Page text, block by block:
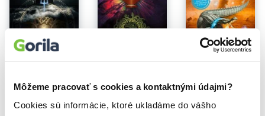
Môžeme pracovať s cookies a kontaktnými údajmi?
Cookies sú informácie, ktoré ukladáme do vášho
Na sklade
Percy Jackson 1: Zlodej blesku
13,20€ 13,42€
Na sklade
Percy Jackson: Percy a egyptskí mágovia
11,70€